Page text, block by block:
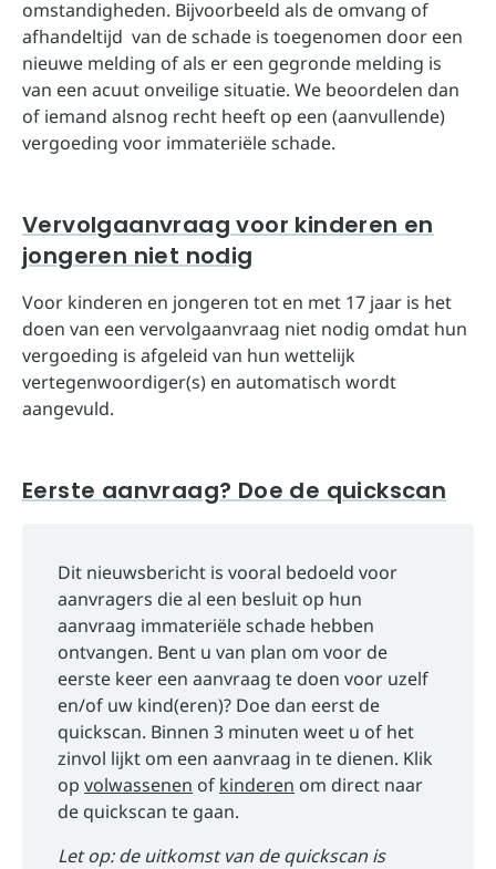
omstandigheden. Bijvoorbeeld als de omvang of
afhandeltijd van de schade is toegenomen door een
nieuwe melding of als er een gegronde melding is
van een acuut onveilige situatie. We beoordelen dan
of iemand alsnog recht heeft op een (aanvullende)
vergoeding voor immateriële schade.
Vervolgaanvraag voor kinderen en
jongeren niet nodig
Voor kinderen en jongeren tot en met 17 jaar is het
doen van een vervolgaanvraag niet nodig omdat hun
vergoeding is afgeleid van hun wettelijk
vertegenwoordiger(s) en automatisch wordt
aangevuld.
Eerste aanvraag? Doe de quickscan
Dit nieuwsbericht is vooral bedoeld voor
aanvragers die al een besluit op hun
aanvraag immateriële schade hebben
ontvangen. Bent u van plan om voor de
eerste keer een aanvraag te doen voor uzelf
en/of uw kind(eren)? Doe dan eerst de
quickscan. Binnen 3 minuten weet u of het
zinvol lijkt om een aanvraag in te dienen. Klik
op volwassenen of kinderen om direct naar
de quickscan te gaan.
Let op: de uitkomst van de quickscan is